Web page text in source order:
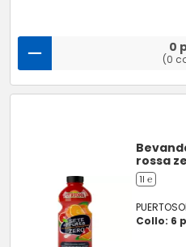
0
(0
rossa
1l ℮
Collo: 6